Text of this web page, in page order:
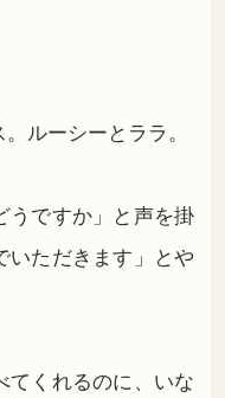
ルーシーとララ。
ですか」と声を掛
いただきます」とや
くれるのに、いな